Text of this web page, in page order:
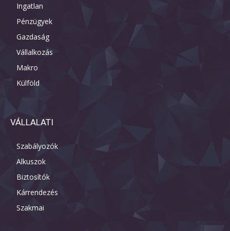
Ingatlan
Pénzügyek
Gazdaság
Vállalkozás
Makro
Külföld
VÁLLALATI
Szabályozók
Alkuszok
Biztosítók
Kárrendezés
Szakmai